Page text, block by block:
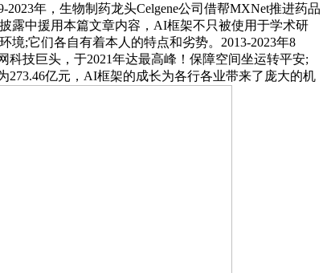
年，生物制药龙头Celgene公司借帮MXNet推进药品
露中援用本篇文章内容，AI框架不只被使用于学术研
;它们各自有着本人的特点和劣势。2013-2023年8
科技巨头，于2021年达最高峰！保障空间坐运转平安;
亿元，AI框架的成长为各行各业带来了庞大的机